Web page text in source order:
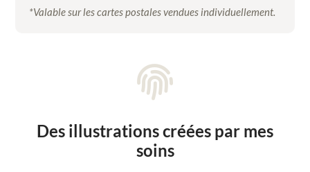
*Valable sur les cartes postales vendues individuellement.

Des illustrations créées par mes
soins